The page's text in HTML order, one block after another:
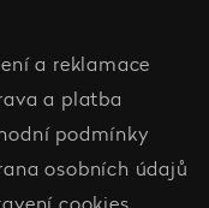
a reklamace
a platba
podmínky
osobních údajů